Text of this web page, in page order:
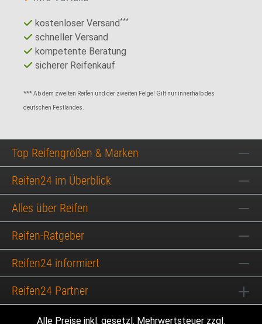
kostenloser Versand***
schneller Versand
kompetente Beratung
sicherer Reifenkauf
*** Ab dem zweiten Reifen und der zweiten Felge! Gilt nur innerhalb des
deutschen Festlandes.
Top Reifengrößen & Marken
Reifen24 im Überblick
Alles über Reifen
Reifen-Ratgeber
Reifen24 informiert
Reifen24 Partner
Alle Preise inkl. gesetzl. Mehrwertsteuer zzgl.